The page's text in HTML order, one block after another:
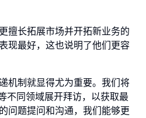
擅长拓展市场并开拓新业务的
现最好，这也说明了他们更容
机制就显得尤为重要。我们将
不同领域展开拜访，以获取最
问题提问和沟通，我们能够更